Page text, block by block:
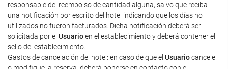
responsable del reembolso de cantidad alguna, salvo que reciba
una notificación por escrito del hotel indicando que los días no
utilizados no fueron facturados. Dicha notificación deberá ser
solicitada por el Usuarioen el establecimiento y deberá contener el
sello del establecimiento.
Gastos de cancelación del hotel: en caso de que el Usuariocancele